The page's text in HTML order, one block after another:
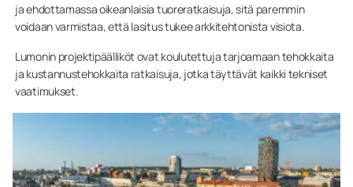
ja ehdottamassa oikeanlaisia tuoreratkaisuja, sitä paremmin
voidaan varmistaa, että lasitus tukee arkkitehtonista visiota.
Lumonin projektipäälliköt ovat koulutettuja tarjoamaan tehokkaita
ja kustannustehokkaita ratkaisuja, jotka täyttävät kaikki tekniset
vaatimukset.